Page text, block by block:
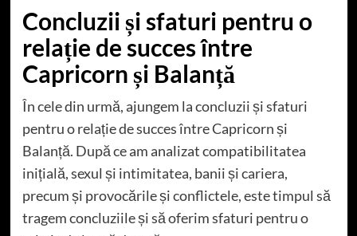
Concluzii și sfaturi pentru o
relație de succes între
Capricorn și Balanță
În cele din urmă, ajungem la concluzii și sfaturi
pentru o relație de succes între Capricorn și
Balanță. După ce am analizat compatibilitatea
inițială, sexul și intimitatea, banii și cariera,
precum și provocările și conflictele, este timpul să
tragem concluziile și să oferim sfaturi pentru o